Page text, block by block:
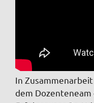
In
dem Dozenteneam